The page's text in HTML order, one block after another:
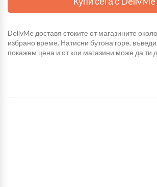
DelivMe доставя стоките от магазините
избрано време. Натисни бутона горе,
покажем цена и от кои магазини може да ти